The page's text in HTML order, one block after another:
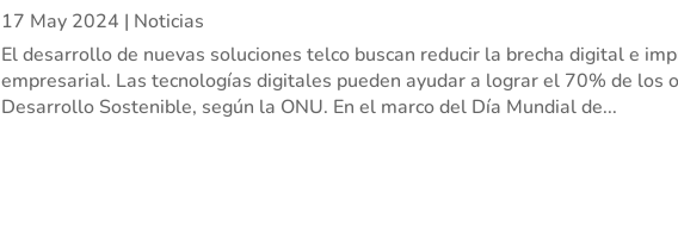
17 May 2024 | Noticias
El desarrollo de nuevas soluciones telco buscan reducir la brecha digital e
empresarial. Las tecnologías digitales pueden ayudar a lograr el 70% de los
Desarrollo Sostenible, según la ONU. En el marco del Día Mundial de...